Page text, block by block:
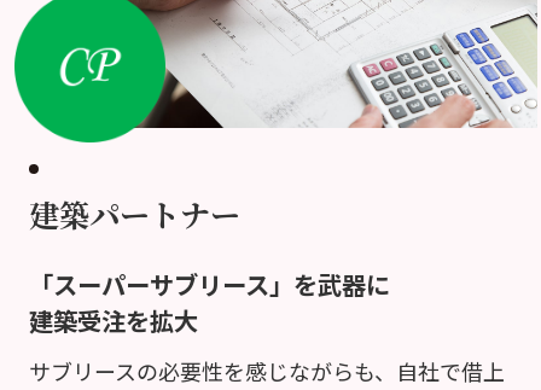
建築パートナー
「スーパーサブリース」を武器に
建築受注を拡大
サブリースの必要性を感じながらも、自社で借上